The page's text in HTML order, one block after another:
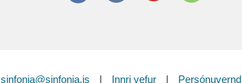
sinfonia@sinfonia.is | Innri vefur | Persónuvernd